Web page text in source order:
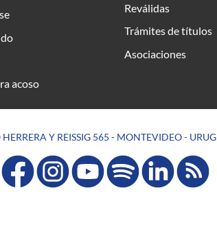
acoso
Reválidas
Trámites de títulos
Asociaciones
HERRERA Y REISSIG 565 - MONTEVIDEO -